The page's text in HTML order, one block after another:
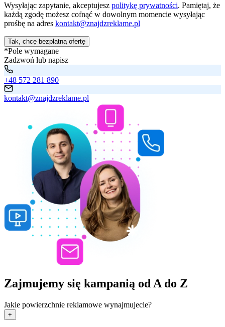
Wysyłając zapytanie, akceptujesz politykę prywatności. Pamiętaj, że
każdą zgodę możesz cofnąć w dowolnym momencie wysyłając
prośbę na adres kontakt@znajdzreklame.pl
Tak, chcę bezpłatną ofertę
*Pole wymagane
Zadzwoń lub napisz
+48 572 281 890
kontakt@znajdzreklame.pl
Zajmujemy się kampanią od A do Z
Jakie powierzchnie reklamowe wynajmujecie?
+